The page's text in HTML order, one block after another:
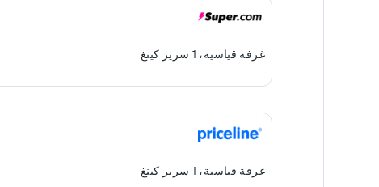
غرفة قياسية، 1 سرير كينغ
غرفة قياسية، 1 سرير كينغ